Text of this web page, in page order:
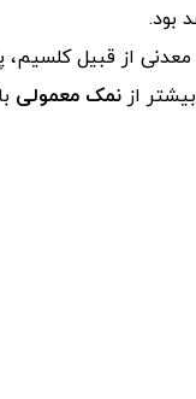
بود.
از قبیل کلسیم،
از نمک معمولی